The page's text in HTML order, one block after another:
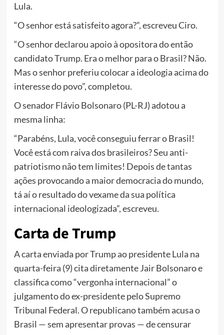
Lula.
“O senhor está satisfeito agora?”, escreveu Ciro.
“O senhor declarou apoio à opositora do então
candidato Trump. Era o melhor para o Brasil? Não.
Mas o senhor preferiu colocar a ideologia acima do
interesse do povo”, completou.
O senador Flávio Bolsonaro (PL-RJ) adotou a
mesma linha:
“Parabéns, Lula, você conseguiu ferrar o Brasil!
Você está com raiva dos brasileiros? Seu anti-
patriotismo não tem limites! Depois de tantas
ações provocando a maior democracia do mundo,
tá aí o resultado do vexame da sua política
internacional ideologizada”, escreveu.
Carta de Trump
A carta enviada por Trump ao presidente Lula na
quarta-feira (9) cita diretamente Jair Bolsonaro e
classifica como “vergonha internacional” o
julgamento do ex-presidente pelo Supremo
Tribunal Federal. O republicano também acusa o
Brasil — sem apresentar provas — de censurar